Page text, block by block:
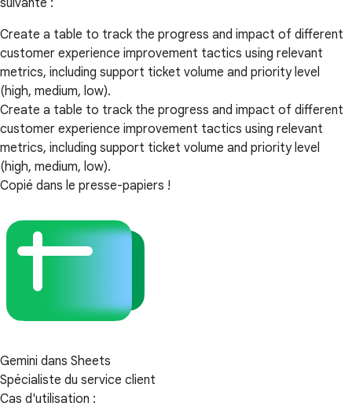
suivante :
Create a table to track the progress and impact of different
customer experience improvement tactics using relevant
metrics, including support ticket volume and priority level
(high, medium, low).
Create a table to track the progress and impact of different
customer experience improvement tactics using relevant
metrics, including support ticket volume and priority level
(high, medium, low).
Copié dans le presse-papiers !
Gemini dans Sheets
Spécialiste du service client
Cas d'utilisation :